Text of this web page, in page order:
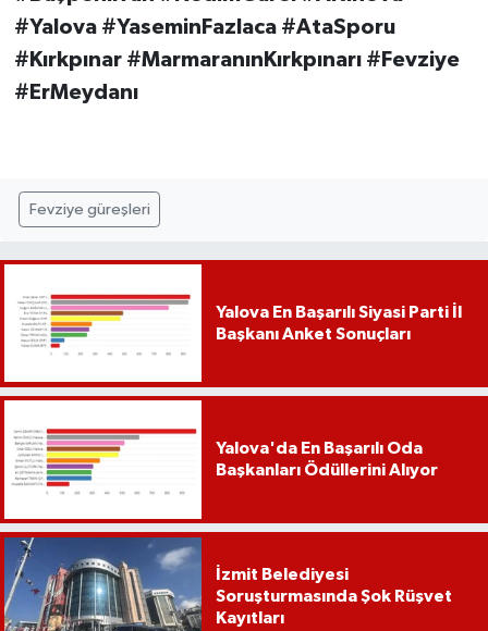
#Yalova #YaseminFazlaca #AtaSporu
#Kırkpınar #MarmaranınKırkpınarı #Fevziye
#ErMeydanı
Fevziye güreşleri
Yalova En Başarılı Siyasi Parti İl
Başkanı Anket Sonuçları
Yalova'da En Başarılı Oda
Başkanları Ödüllerini Alıyor
İzmit Belediyesi
Soruşturmasında Şok Rüşvet
Kayıtları